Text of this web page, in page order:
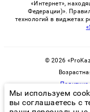
«Интернет»,
Федерации)».
технологий в виджетах
© 2026
Мы используем
вы соглашаетесь с